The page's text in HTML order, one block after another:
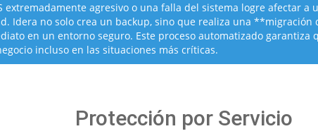
extremadamente agresivo o una falla del sistema logre afectar
Idera no solo crea un backup, sino que realiza una
en un entorno seguro. Este proceso automatizado
incluso en las situaciones más críticas.
Protección por Servicio